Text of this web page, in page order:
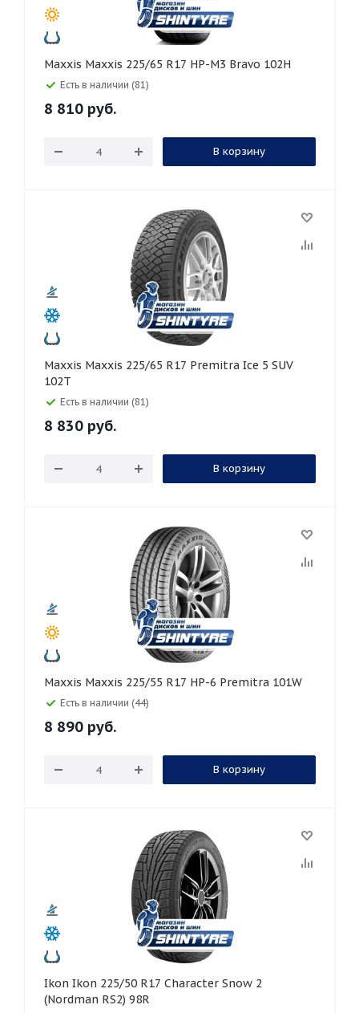
Maxxis Maxxis 225/65 R17 HP-M3 Bravo 102H
Есть в наличии (81)
8 810 руб.
В корзину
Maxxis Maxxis 225/65 R17 Premitra Ice 5 SUV
102T
Есть в наличии (81)
8 830 руб.
В корзину
Maxxis Maxxis 225/55 R17 HP-6 Premitra 101W
Есть в наличии (44)
8 890 руб.
В корзину
Ikon Ikon 225/50 R17 Character Snow 2
(Nordman RS2) 98R